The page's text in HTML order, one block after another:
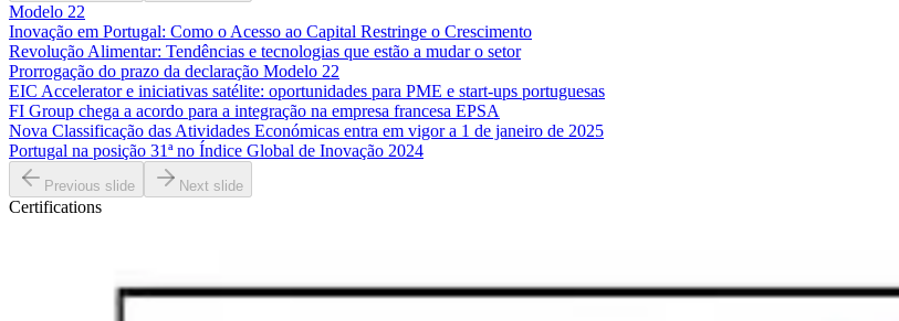
Modelo 22
Inovação em Portugal: Como o Acesso ao Capital Restringe o Crescimento
Revolução Alimentar: Tendências e tecnologias que estão a mudar o setor
Prorrogação do prazo da declaração Modelo 22
EIC Accelerator e iniciativas satélite: oportunidades para PME e start-ups portuguesas
FI Group chega a acordo para a integração na empresa francesa EPSA
Nova Classificação das Atividades Económicas entra em vigor a 1 de janeiro de 2025
Portugal na posição 31ª no Índice Global de Inovação 2024
Previous slide Next slide
Certifications